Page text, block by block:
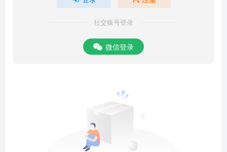
社交账号登录
微信登录